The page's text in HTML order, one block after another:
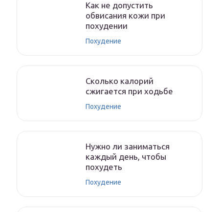
Как не допустить
обвисания кожи при
похудении
Похудение
Сколько калорий
сжигается при ходьбе
Похудение
Нужно ли заниматься
каждый день, чтобы
похудеть
Похудение